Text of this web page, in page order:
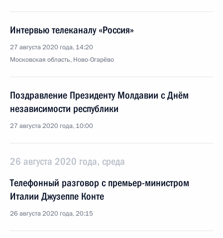
Интервью телеканалу «Россия»
27 августа 2020 года, 14:20
Московская область, Ново-Огарёво
Поздравление Президенту Молдавии с Днём
независимости республики
27 августа 2020 года, 10:00
26 августа 2020 года, среда
Телефонный разговор с премьер-министром
Италии Джузеппе Конте
26 августа 2020 года, 20:15